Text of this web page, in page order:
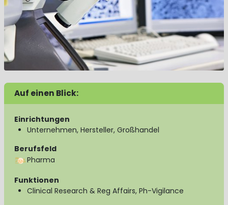
Auf einen Blick:
Einrichtungen
Unternehmen, Hersteller, Großhandel
Berufsfeld
Pharma
Funktionen
Clinical Research & Reg Affairs, Ph-Vigilance